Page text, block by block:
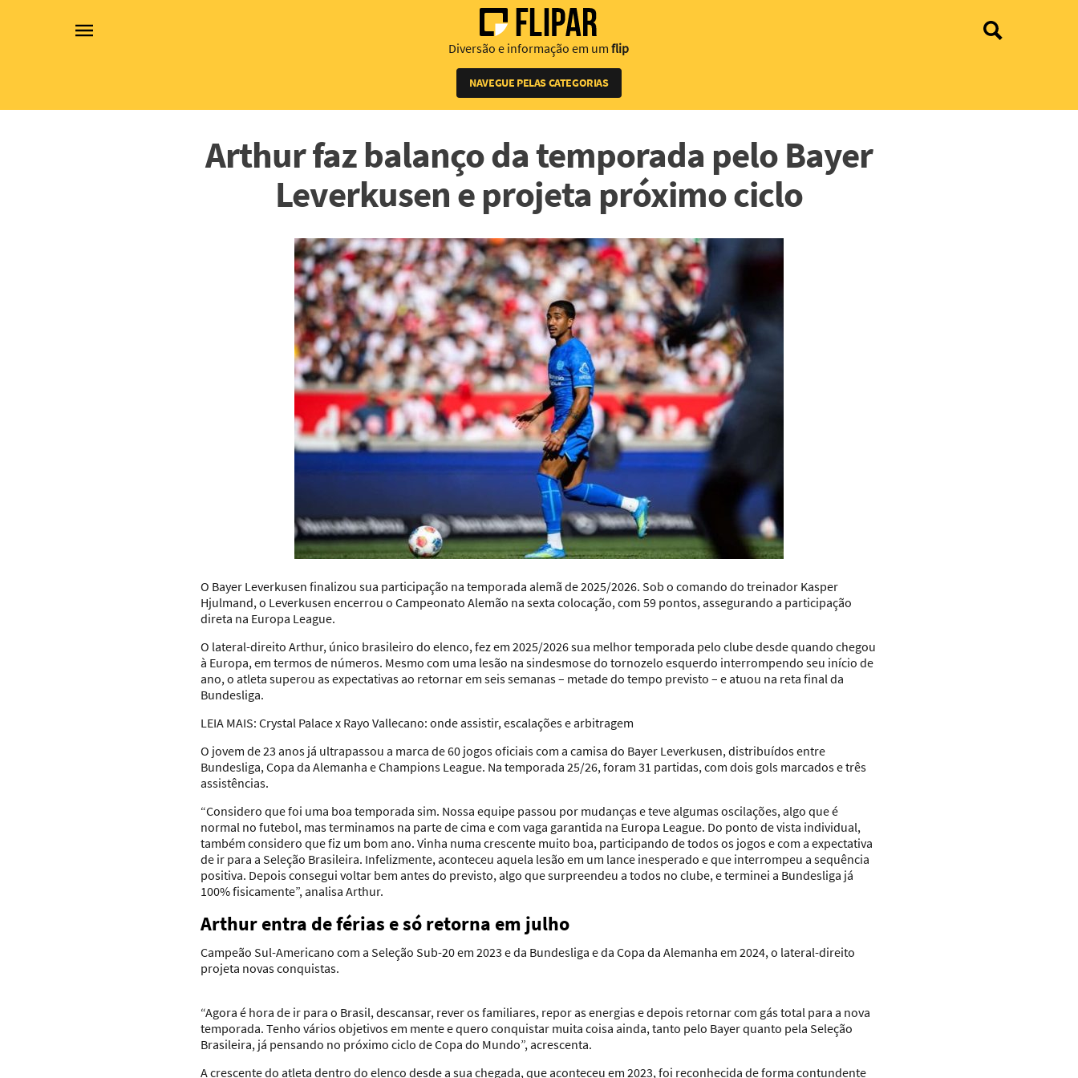
Diversão e informação em um flip
NAVEGUE PELAS CATEGORIAS
Arthur faz balanço da temporada pelo Bayer
Leverkusen e projeta próximo ciclo
O Bayer Leverkusen finalizou sua participação na temporada alemã de 2025/2026. Sob o comando do treinador Kasper
Hjulmand, o Leverkusen encerrou o Campeonato Alemão na sexta colocação, com 59 pontos, assegurando a participação
direta na Europa League.
O lateral-direito Arthur, único brasileiro do elenco, fez em 2025/2026 sua melhor temporada pelo clube desde quando chegou
à Europa, em termos de números. Mesmo com uma lesão na sindesmose do tornozelo esquerdo interrompendo seu início de
ano, o atleta superou as expectativas ao retornar em seis semanas – metade do tempo previsto – e atuou na reta final da
Bundesliga.
LEIA MAIS: Crystal Palace x Rayo Vallecano: onde assistir, escalações e arbitragem
O jovem de 23 anos já ultrapassou a marca de 60 jogos oficiais com a camisa do Bayer Leverkusen, distribuídos entre
Bundesliga, Copa da Alemanha e Champions League. Na temporada 25/26, foram 31 partidas, com dois gols marcados e três
assistências.
“Considero que foi uma boa temporada sim. Nossa equipe passou por mudanças e teve algumas oscilações, algo que é
normal no futebol, mas terminamos na parte de cima e com vaga garantida na Europa League. Do ponto de vista individual,
também considero que fiz um bom ano. Vinha numa crescente muito boa, participando de todos os jogos e com a expectativa
de ir para a Seleção Brasileira. Infelizmente, aconteceu aquela lesão em um lance inesperado e que interrompeu a sequência
positiva. Depois consegui voltar bem antes do previsto, algo que surpreendeu a todos no clube, e terminei a Bundesliga já
100% fisicamente”, analisa Arthur.
Arthur entra de férias e só retorna em julho
Campeão Sul-Americano com a Seleção Sub-20 em 2023 e da Bundesliga e da Copa da Alemanha em 2024, o lateral-direito
projeta novas conquistas.
“Agora é hora de ir para o Brasil, descansar, rever os familiares, repor as energias e depois retornar com gás total para a nova
temporada. Tenho vários objetivos em mente e quero conquistar muita coisa ainda, tanto pelo Bayer quanto pela Seleção
Brasileira, já pensando no próximo ciclo de Copa do Mundo”, acrescenta.
A crescente do atleta dentro do elenco desde a sua chegada, que aconteceu em 2023, foi reconhecida de forma contundente